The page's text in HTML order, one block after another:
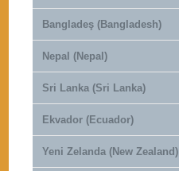
Bangladeş (Bangladesh)
Nepal (Nepal)
Sri Lanka (Sri Lanka)
Ekvador (Ecuador)
Yeni Zelanda (New Zealand)